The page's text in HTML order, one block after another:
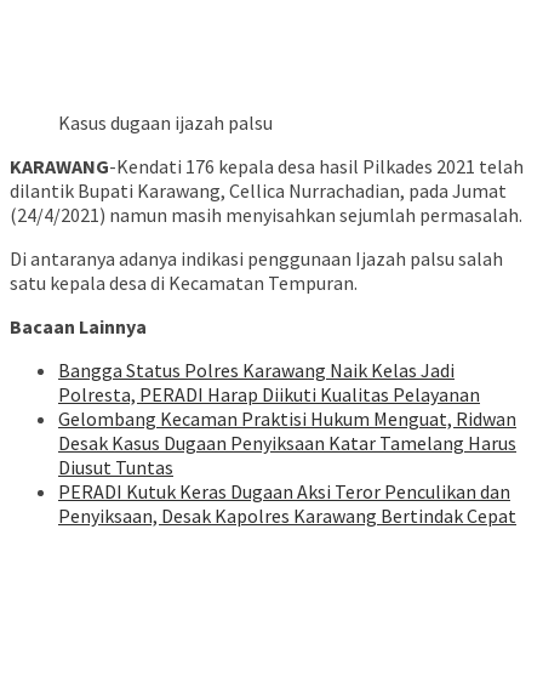
Kasus dugaan ijazah palsu
KARAWANG-Kendati 176 kepala desa hasil Pilkades 2021 telah
dilantik Bupati Karawang, Cellica Nurrachadian, pada Jumat
(24/4/2021) namun masih menyisahkan sejumlah permasalah.
Di antaranya adanya indikasi penggunaan Ijazah palsu salah
satu kepala desa di Kecamatan Tempuran.
Bacaan Lainnya
Bangga Status Polres Karawang Naik Kelas Jadi
Polresta, PERADI Harap Diikuti Kualitas Pelayanan
Gelombang Kecaman Praktisi Hukum Menguat, Ridwan
Desak Kasus Dugaan Penyiksaan Katar Tamelang Harus
Diusut Tuntas
PERADI Kutuk Keras Dugaan Aksi Teror Penculikan dan
Penyiksaan, Desak Kapolres Karawang Bertindak Cepat